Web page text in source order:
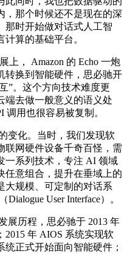
，那个时候还不是现在的深
那时开始做对话式人工智
算的基础平台。
， Amazon 的 Echo 一炮
转换到智能硬件，思必驰开
”。这个方向技术难度更
端去做一般意义的语义处
用也很容易被复制。
化。当时，我们发现软
联网硬件设备千奇百怪，需
一系列技术，专注 AI 领域
任意组合，提升在垂域上的
大规模、可定制的对话系
User Interface）。
历程，思必驰于 2013 年
年 AIOS 系统实现软
正式开始面向智能硬件；